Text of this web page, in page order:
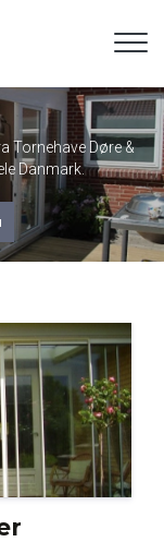
Tornehave Døre &
Danmark.